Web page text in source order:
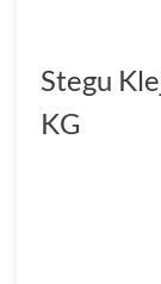
Stegu
KG